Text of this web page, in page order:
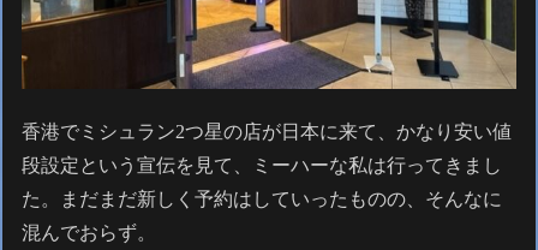
香港でミシュラン2つ星の店が日本に来て、かなり安い値
段設定という宣伝を見て、ミーハーな私は行ってきまし
た。まだまだ新しく予約はしていったものの、そんなに
混んでおらず。